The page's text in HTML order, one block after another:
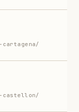
cartagena/
castellon/